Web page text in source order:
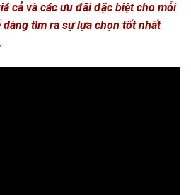
cả và các ưu đãi đặc biệt cho mỗi
tìm ra sự lựa chọn tốt nhất